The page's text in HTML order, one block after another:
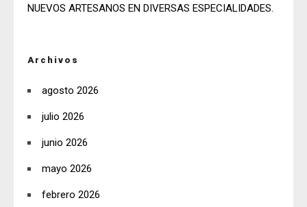
NUEVOS ARTESANOS EN DIVERSAS ESPECIALIDADES.
Archivos
agosto 2026
julio 2026
junio 2026
mayo 2026
febrero 2026